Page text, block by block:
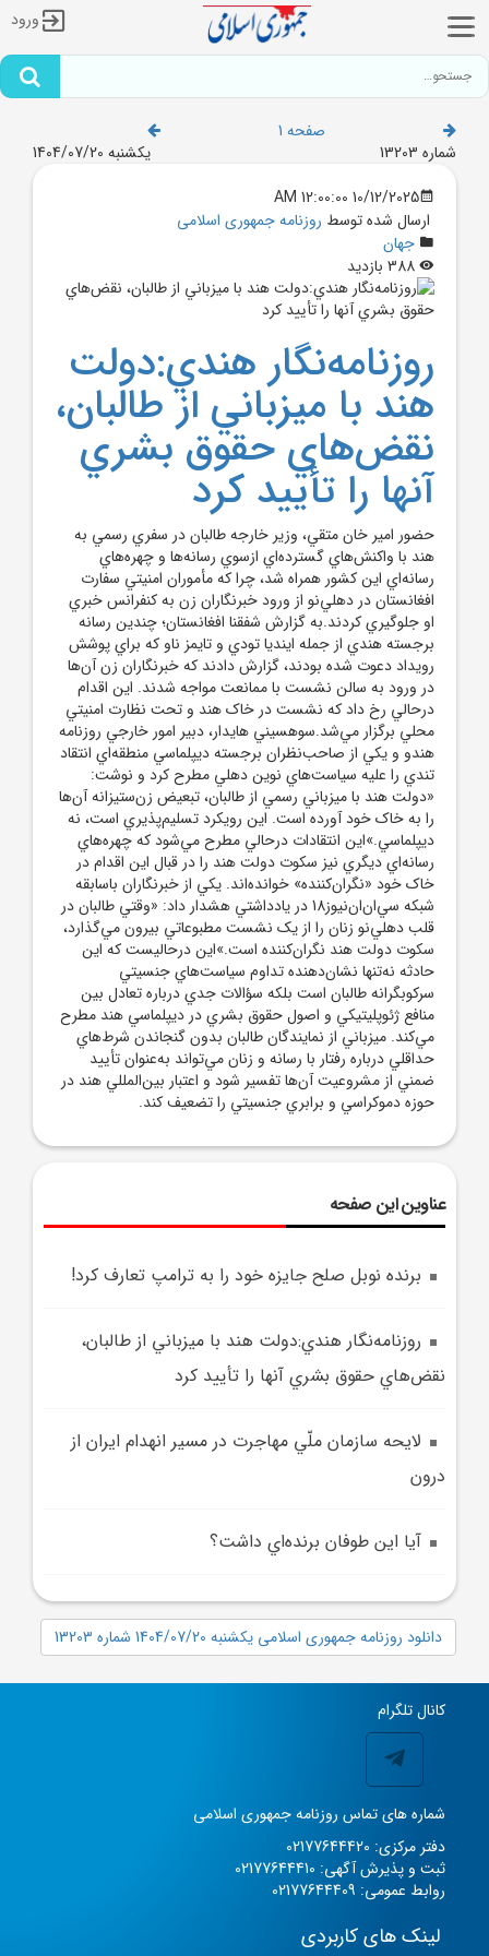
ورود
صفحه 1
شماره 13203
یکشنبه 1404/07/20
10/12/2025 12:00:00 AM
ارسال شده توسط روزنامه جمهوری اسلامی
جهان
روزنامه‌نگار هندي:دولت
هند با ميزباني از طالبان،
نقض‌هاي حقوق بشري
آنها را تأييد کرد
حضور امير خان متقي، وزير خارجه طالبان در سفري رسمي به
هند با واکنش‌هاي گسترده‌اي ازسوي رسانه‌ها و چهره‌هاي
رسانه‌اي اين کشور همراه شد، چرا که مأموران امنيتي سفارت
افغانستان در دهلي‌نو از ورود خبرنگاران زن به کنفرانس خبري
او جلوگيري کردند.به گزارش شفقنا افغانستان؛ چندين رسانه
برجسته هندي از جمله اينديا تودي و تايمز ناو که براي پوشش
رويداد دعوت شده بودند، گزارش دادند که خبرنگاران زن آن‌ها
در ورود به سالن نشست با ممانعت مواجه شدند. اين اقدام
درحالي رخ داد که نشست در خاک هند و تحت نظارت امنيتي
محلي برگزار مي‌شد.سوهسيني هايدار، دبير امور خارجي روزنامه
هندو و يکي از صاحب‌نظران برجسته ديپلماسي منطقه‌اي انتقاد
تندي را عليه سياست‌هاي نوين دهلي مطرح کرد و نوشت:
«دولت هند با ميزباني رسمي از طالبان، تبعيض زن‌ستيزانه آن‌ها
را به خاک خود آورده است. اين رويکرد تسليم‌پذيري است، نه
ديپلماسي.»اين انتقادات درحالي مطرح مي‌شود که چهره‌هاي
رسانه‌اي ديگري نيز سکوت دولت هند را در قبال اين اقدام در
خاک خود «نگران‌کننده» خوانده‌اند. يکي از خبرنگاران باسابقه
شبکه سي‌ان‌ان‌نيوز18 در يادداشتي هشدار داد: «وقتي طالبان در
قلب دهلي‌نو زنان را از يک نشست مطبوعاتي بيرون مي‌گذارد،
سکوت دولت هند نگران‌کننده است.»اين درحاليست که اين
حادثه نه‌تنها نشان‌دهنده تداوم سياست‌هاي جنسيتي
سرکوبگرانه طالبان است بلکه سؤالات جدي درباره تعادل بين
منافع ژئوپليتيکي و اصول حقوق بشري در ديپلماسي هند مطرح
مي‌کند. ميزباني از نمايندگان طالبان بدون گنجاندن شرط‌هاي
حداقلي درباره رفتار با رسانه و زنان مي‌تواند به‌عنوان تأييد
ضمني از مشروعيت آن‌ها تفسير شود و اعتبار بين‌المللي هند در
حوزه دموکراسي و برابري جنسيتي را تضعيف کند.
عناوین این صفحه
برنده نوبل صلح جايزه خود را به ترامپ تعارف کرد!
روزنامه‌نگار هندي:دولت هند با ميزباني از طالبان،
نقض‌هاي حقوق بشري آنها را تأييد کرد
لايحه سازمان ملّي مهاجرت در مسير انهدام ايران از
درون
آيا اين طوفان برنده‌اي داشت؟
دانلود روزنامه جمهوری اسلامی یکشنبه 1404/07/20 شماره 13203
کانال تلگرام
شماره های تماس روزنامه جمهوری اسلامی
دفتر مرکزی: 02177644420
ثبت و پذیرش آگهی: 02177644410
روابط عمومی: 02177644409
لینک های کاربردی